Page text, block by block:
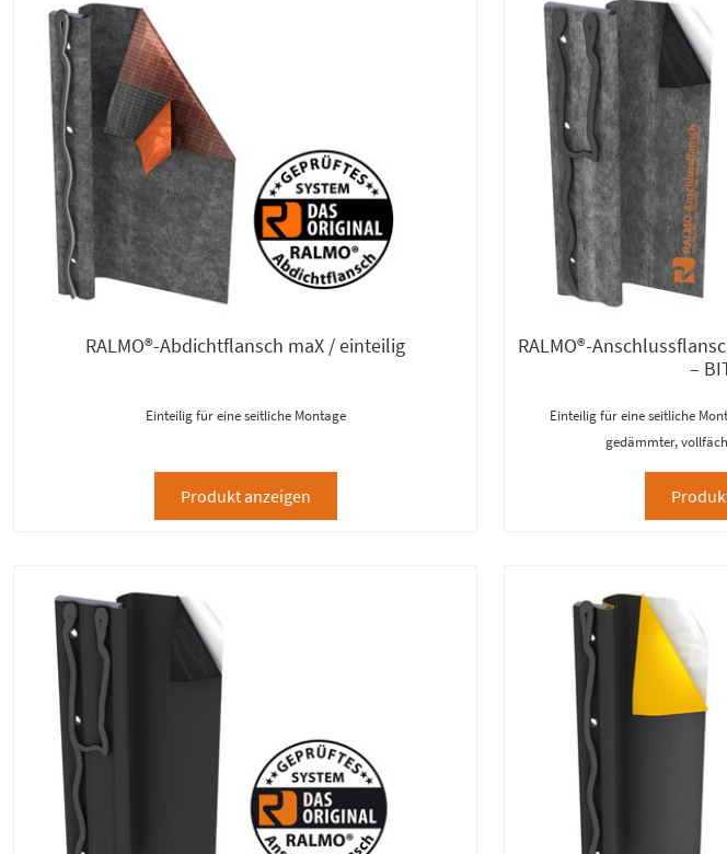
RALMO®-Abdichtflansch maX / einteilig
Einteilig für eine seitliche Montage
Produkt anzeigen
RALMO®-
–
Einteilig für eine seitliche
gedämmter,